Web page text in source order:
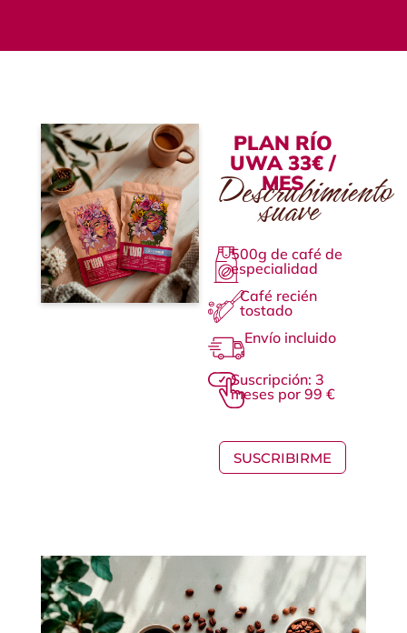
PLAN RÍO
UWA 33€ /
MES
Descrubimiento
suave
500g de café de
especialidad
Café recién
tostado
Envío incluido
Suscripción: 3
meses por 99 €
SUSCRIBIRME